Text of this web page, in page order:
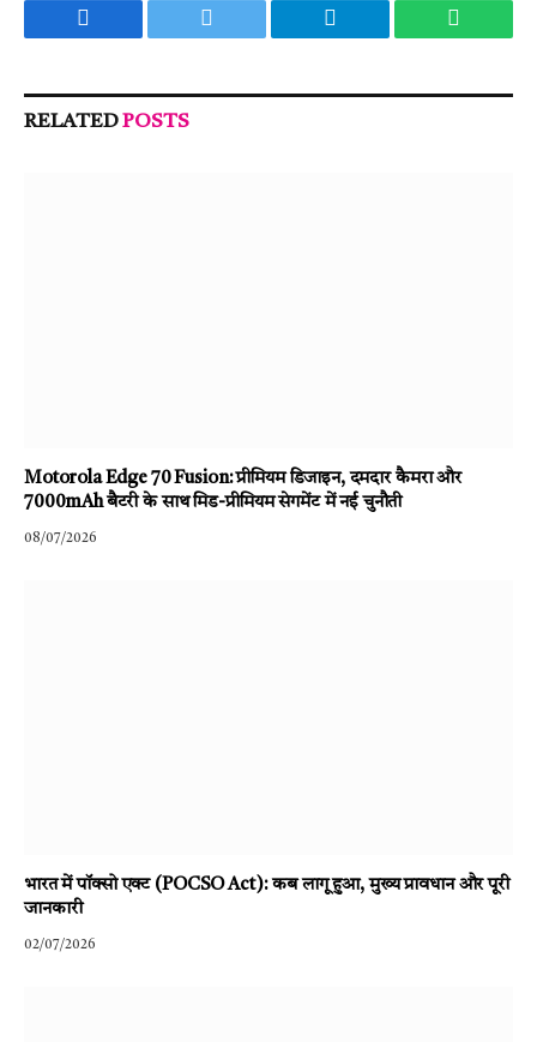
Facebook Twitter Telegram
RELATEDPOSTS
Motorola Edge 70 Fusion: प्रीमियम डिजाइन, दमदार कैमरा और
7000mAh बैटरी के साथ मिड-प्रीमियम सेगमेंट में नई चुनौती
08/07/2026
भारत में पॉक्सो एक्ट (POCSO Act): कब लागू हुआ, मुख्य प्रावधान और पूरी
जानकारी
02/07/2026